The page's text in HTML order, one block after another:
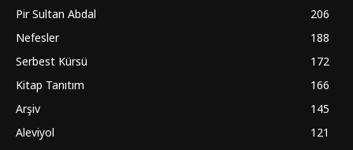
Pir Sultan Abdal
206
Nefesler
188
Serbest Kürsü
172
Kitap Tanıtım
166
Arşiv
145
Aleviyol
121